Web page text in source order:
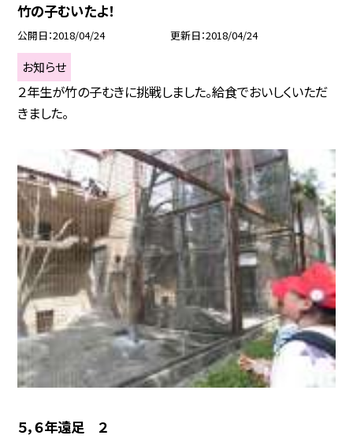
竹の子むいたよ！
公開日 2018/04/24 更新日 2018/04/24
お知らせ
２年生が竹の子むきに挑戦しました。給食でおいしくいただ
きました。
５，６年遠足 ２